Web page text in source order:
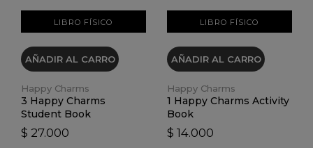
LIBRO FÍSICO
AÑADIR AL CARRO
Happy Charms
3 Happy Charms
Student Book
$ 27.000
LIBRO FÍSICO
AÑADIR AL CARRO
Happy Charms
1 Happy Charms Activity
Book
$ 14.000